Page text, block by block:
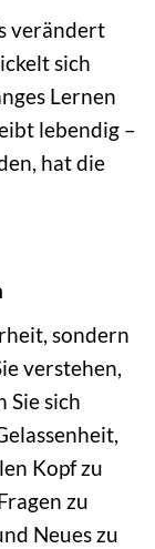
verändert
sich
Lernen
lebendig –
hat die
sondern
verstehen,
Sie sich
Kopf zu
zu
Neues zu